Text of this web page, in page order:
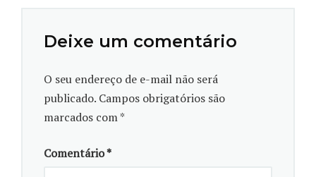
85347f25-eabd-4c77-a776-8813a141791d - m
Deixe um comentário
O seu endereço de e-mail não será
publicado. Campos obrigatórios são
marcados com*
Comentário*